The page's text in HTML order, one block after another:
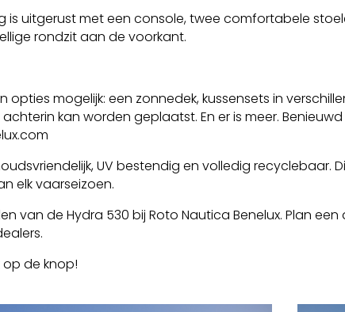
is uitgerust met een console, twee comfortabele
rondzit aan de voorkant.
opties mogelijk: een zonnedek, kussensets in
kan worden geplaatst. En er is meer.
UV bestendig en volledig
elk vaarseizoen.
van de Hydra 530 bij Roto Nautica Benelux. Plan
op de knop!